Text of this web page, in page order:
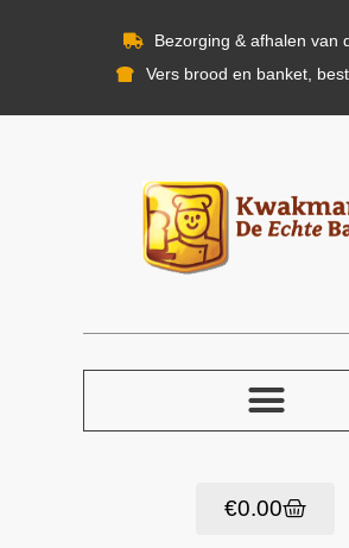
Bezorging & afhalen van
Vers brood en banket,
€0.00